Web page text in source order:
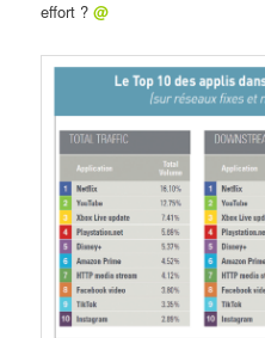
effort ?@